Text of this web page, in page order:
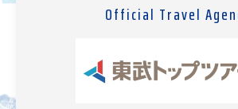
Official Travel